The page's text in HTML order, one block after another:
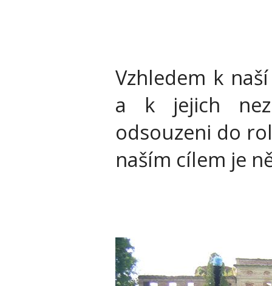
Vzhledem k
a k jejich
odsouzeni do
naším cílem je